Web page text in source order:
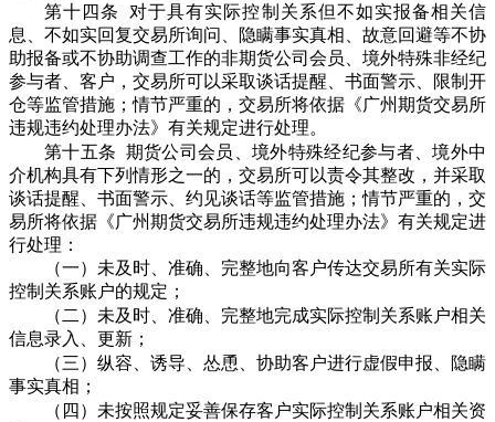
第十四条 对于具有实际控制关系但不如实报备相关信
息、不如实回复交易所询问、隐瞒事实真相、故意回避等不协
助报备或不协助调查工作的非期货公司会员、境外特殊非经纪
参与者、客户，交易所可以采取谈话提醒、书面警示、限制开
仓等监管措施；情节严重的，交易所将依据《广州期货交易所
违规违约处理办法》有关规定进行处理。
第十五条 期货公司会员、境外特殊经纪参与者、境外中
介机构具有下列情形之一的，交易所可以责令其整改，并采取
谈话提醒、书面警示、约见谈话等监管措施；情节严重的，交
易所将依据《广州期货交易所违规违约处理办法》有关规定进
行处理：
（一）未及时、准确、完整地向客户传达交易所有关实际
控制关系账户的规定；
（二）未及时、准确、完整地完成实际控制关系账户相关
信息录入、更新；
（三）纵容、诱导、怂恿、协助客户进行虚假申报、隐瞒
事实真相；
（四）未按照规定妥善保存客户实际控制关系账户相关资